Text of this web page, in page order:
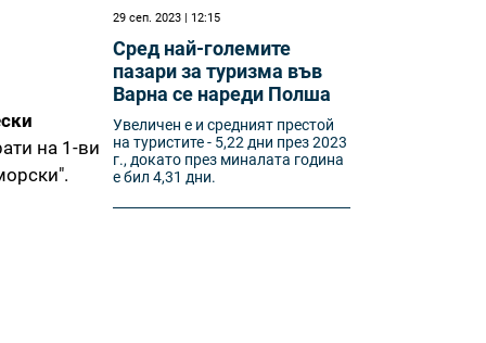
на 1-ви
29 сеп. 2023 | 12:15
Сред най-големите
пазари за туризма във
Варна се нареди Полша
Увеличен е и средният престой
на туристите - 5,22 дни през 2023
г., докато през миналата година
е бил 4,31 дни.